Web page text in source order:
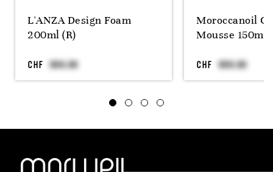
L'ANZA Design Foam
200ml (R)
CHF
Moroccanoil
Mousse 150ml
CHF